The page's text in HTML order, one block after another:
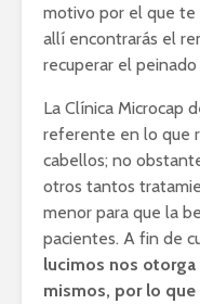
motivo por el que te
allí encontrarás el
recuperar el
La Clínica Microcap
referente en lo que
cabellos; no
otros tantos
menor para que la
pacientes. A fin de
lucimos nos
mismos, por lo